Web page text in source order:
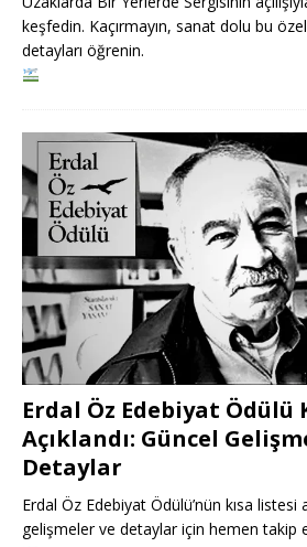
keşfedin. Kaçırmayın, sanat dolu bu
detayları öğrenin.
Erdal Öz Edebiyat Ödülü
Açıklandı: Güncel
Detaylar
Erdal Öz Edebiyat Ödülü’nün kısa listesi
gelişmeler ve detaylar için hemen takip